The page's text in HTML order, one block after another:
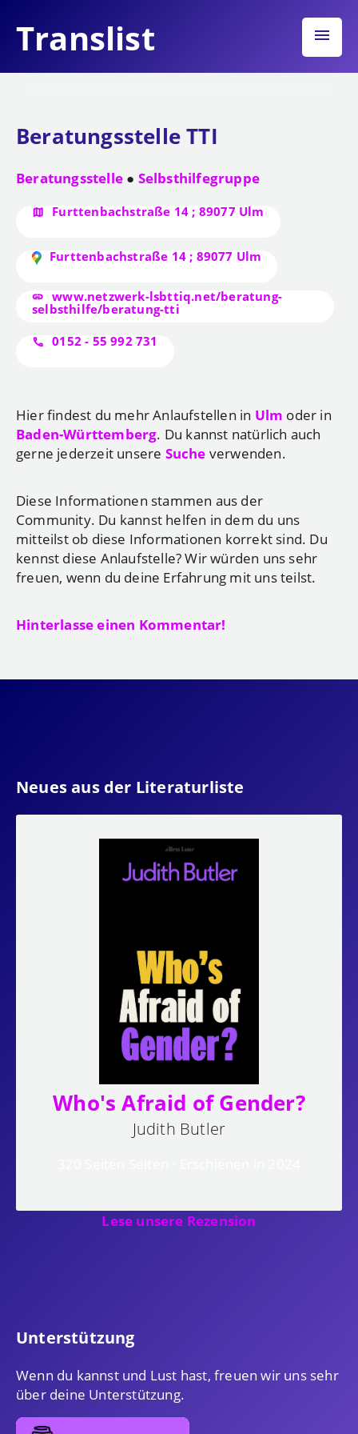
Translist menu
Beratungsstelle TTI
Beratungsstelle Selbsthilfegruppe
Furttenbachstraße 14 ; 89077 Ulm
Furttenbachstraße 14 ; 89077 Ulm
www.netzwerk-lsbttiq.net/beratung-
selbsthilfe/beratung-tti
0152 - 55 992 731
Hier findest du mehr Anlaufstellen in Ulm oder in
Baden-Württemberg. Du kannst natürlich auch
gerne jederzeit unsere Suche verwenden.
Diese Informationen stammen aus der
Community. Du kannst helfen in dem du uns
mitteilst ob diese Informationen korrekt sind. Du
kennst diese Anlaufstelle? Wir würden uns sehr
freuen, wenn du deine Erfahrung mit uns teilst.
Hinterlasse einen Kommentar!
Neues aus der Literaturliste
Who's Afraid of Gender?
Judith Butler
Lese unsere Rezension
Unterstützung
Wenn du kannst und Lust hast, freuen wir uns sehr
über deine Unterstützung.